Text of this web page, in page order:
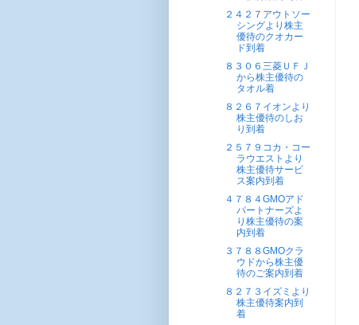
２４２７アウトソー
シングより株主
優待のクオカー
ド到着
８３０６三菱ＵＦＪ
から株主優待の
タオル着
８２６７イオンより
株主優待のしお
り到着
２５７９コカ・コー
ラウエストより
株主優待サービ
ス案内到着
４７８４GMOアド
パートナーズよ
り株主優待の案
内到着
３７８８GMOクラ
ウドから株主優
待のご案内到着
８２７３イズミより
株主優待案内到
着